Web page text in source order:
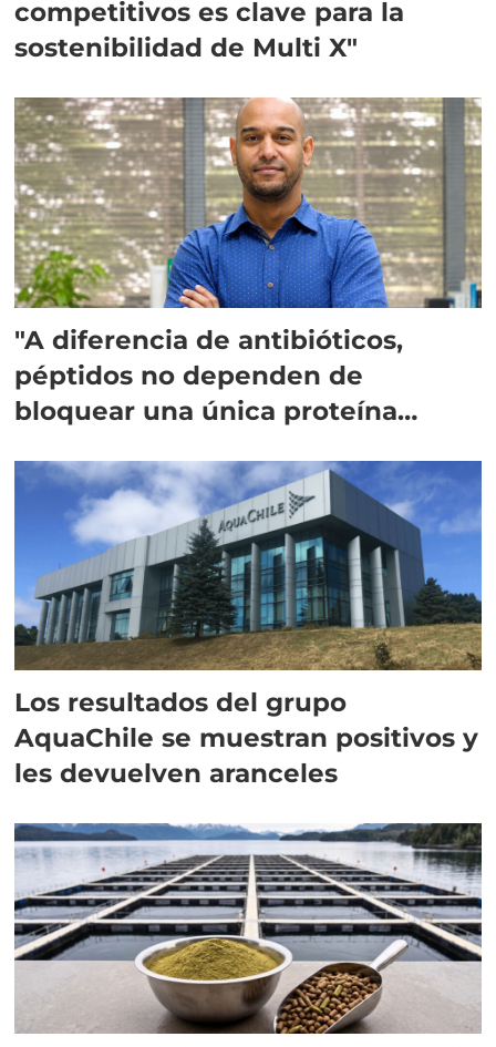
competitivos es clave para la
sostenibilidad de Multi X"
"A diferencia de antibióticos,
péptidos no dependen de
bloquear una única proteína
Los resultados del grupo
AquaChile se muestran positivos y
les devuelven aranceles